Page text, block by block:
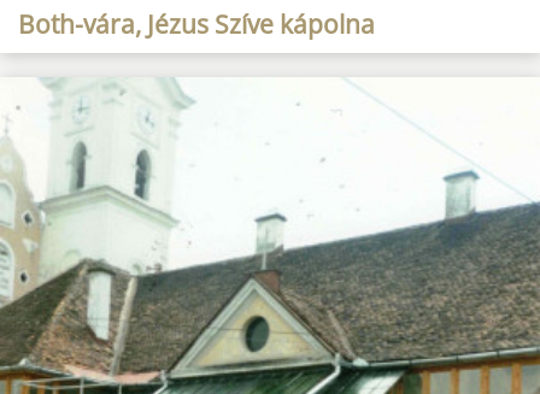
Both-vára, Jézus Szíve kápolna